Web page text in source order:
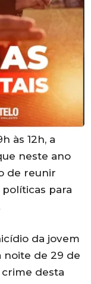
às 12h, a
neste ano
de reunir
para
da jovem
noite de 29 de
desta